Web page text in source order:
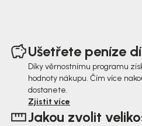
Ušetřete peníze
Díky věrnostnímu programu
hodnoty nákupu. Čím více
dostanete.
Zjistit více
Jakou zvolit